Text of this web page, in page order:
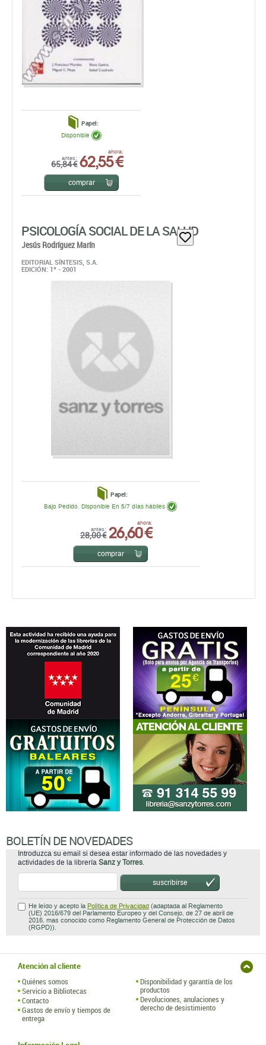
Papel:
antes:
65,84 €
ahora:
62,55 €
Disponible
comprar
PSICOLOGÍA SOCIAL DE LA SALUD
Jesús Rodríguez Marín
EDITORIAL SÍNTESIS, S.A.
EDICIÓN: 1ª - 2001
Papel:
antes:
28,00 €
ahora:
26,60 €
Bajo Pedido. Disponible En 5/7 días hábiles
comprar
BOLETÍN DE NOVEDADES
Introduzca su email si desea estar informado de las novedades y
actividades de la librería Sanz y Torres.
suscribirse
He leído y acepto la Política de Privacidad (adaptada al Reglamento
(UE) 2016/679 del Parlamento Europeo y del Consejo, de 27 de abril de
2016, mas conocido como Reglamento General de Protección de Datos
(RGPD)).
Atención al cliente
Quiénes somos
Servicio a Bibliotecas
Contacto
Gastos de envío y tiempos de
entrega
Disponibilidad y garantía de los
productos
Devoluciones, anulaciones y
derecho de desistimiento